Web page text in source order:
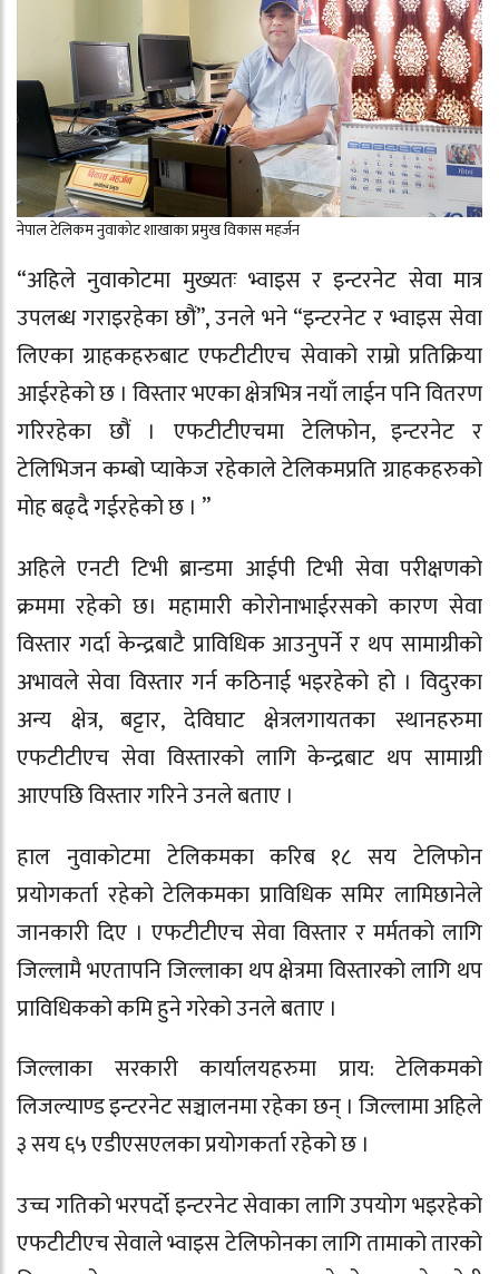
नेपाल टेलिकम नुवाकोट शाखाका प्रमुख विकास महर्जन
“अहिले नुवाकोटमा मुख्यतः भ्वाइस र इन्टरनेट सेवा मात्र
उपलब्ध गराइरहेका छौं”, उनले भने “इन्टरनेट र भ्वाइस सेवा
लिएका ग्राहकहरुबाट एफटीटीएच सेवाको राम्रो प्रतिक्रिया
आईरहेको छ । विस्तार भएका क्षेत्रभित्र नयाँ लाईन पनि वितरण
गरिरहेका छौं । एफटीटीएचमा टेलिफोन, इन्टरनेट र
टेलिभिजन कम्बो प्याकेज रहेकाले टेलिकमप्रति ग्राहकहरुको
मोह बढ्दै गईरहेको छ । ”
अहिले एनटी टिभी ब्रान्डमा आईपी टिभी सेवा परीक्षणको
क्रममा रहेको छ। महामारी कोरोनाभाईरसको कारण सेवा
विस्तार गर्दा केन्द्रबाटै प्राविधिक आउनुपर्ने र थप सामाग्रीको
अभावले सेवा विस्तार गर्न कठिनाई भइरहेको हो । विदुरका
अन्य क्षेत्र, बट्टार, देविघाट क्षेत्रलगायतका स्थानहरुमा
एफटीटीएच सेवा विस्तारको लागि केन्द्रबाट थप सामाग्री
आएपछि विस्तार गरिने उनले बताए ।
हाल नुवाकोटमा टेलिकमका करिब १८ सय टेलिफोन
प्रयोगकर्ता रहेको टेलिकमका प्राविधिक समिर लामिछानेले
जानकारी दिए । एफटीटीएच सेवा विस्तार र मर्मतको लागि
जिल्लामै भएतापनि जिल्लाका थप क्षेत्रमा विस्तारको लागि थप
प्राविधिकको कमि हुने गरेको उनले बताए ।
जिल्लाका सरकारी कार्यालयहरुमा प्राय: टेलिकमको
लिजल्याण्ड इन्टरनेट सञ्चालनमा रहेका छन् । जिल्लामा अहिले
३ सय ६५ एडीएसएलका प्रयोगकर्ता रहेको छ ।
उच्च गतिको भरपर्दो इन्टरनेट सेवाका लागि उपयोग भइरहेको
एफटीटीएच सेवाले भ्वाइस टेलिफोनका लागि तामाको तारको